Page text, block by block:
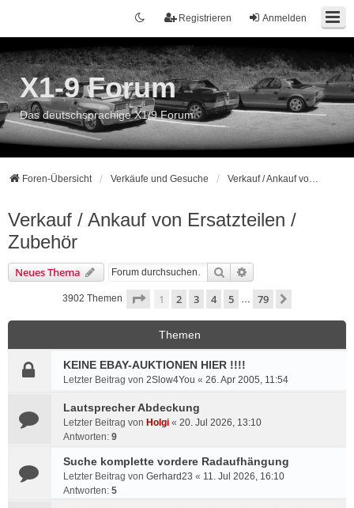
Anmelden
Registrieren
X1-9 Forum
Das deutschsprachige X1/9 Forum
Foren-Übersicht Verkäufe und Gesuche Verkauf / Ankauf von Ersatzteilen / Zubehör
Verkauf / Ankauf von Ersatzteilen /
Zubehör
Neues Thema Suche
3902 Themen Seite 1von 79
1 2 3 4 5 … 79
Themen
KEINE EBAY-AUKTIONEN HIER !!!!
Letzter Beitrag von 2Slow4You « 26. Apr 2005, 11:54
Lautsprecher Abdeckung
Letzter Beitrag von Holgi « 20. Jul 2026, 13:10
Antworten: 9
Suche komplette vordere Radaufhängung
Letzter Beitrag von Gerhard23 « 11. Jul 2026, 16:10
Antworten: 5